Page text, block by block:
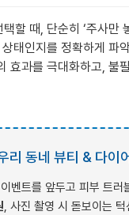
할 때, 단순히 ‘주사만
태인지를 정확하게
효과를 극대화하고, 불
리 동네 뷰티 & 다이
벤트를 앞두고 피부 트
, 사진 촬영 시 돋보이는 턱